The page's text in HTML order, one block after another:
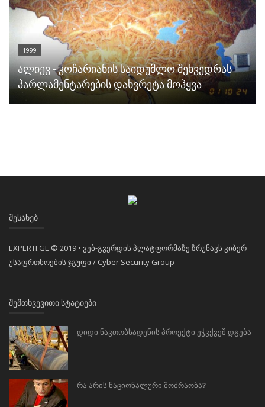
1999
ალიევ - კოჩარიანის საიდუმლო შეხვედრას
პარლამენტარების დახვრეტა მოჰყვა
ᲨᲔᲡᲐᲮᲔᲑ
EXPERTI.GE © 2019 • ვებ-გვერდის პლატფორმაზე ზრუნავს კიბერ
უსაფრთხოების ჯგუფი / Cyber Security Group
ᲨᲔᲛᲗᲮᲕᲔᲕᲘᲗᲘ ᲡᲢᲐᲢᲘᲔᲑᲘ
დიდი ნავთობსადენის პროექტი ეჭვქვეშ დგება
რა არის ნაციონალური მოძრაობა?